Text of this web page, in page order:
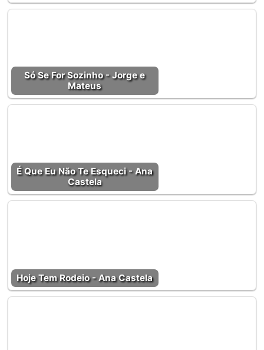
Só Se For Sozinho - Jorge e
Mateus
É Que Eu Não Te Esqueci - Ana
Castela
Hoje Tem Rodeio - Ana Castela